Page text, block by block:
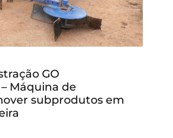
GO
Máquina de
subprodutos em